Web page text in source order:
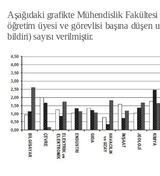
Aşağıdaki grafikte Mühendislik
öğretim üyesi ve görevlisi başına düşen
bildiri) sayısı verilmiştir.